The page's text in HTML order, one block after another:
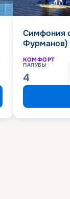
Симфония
Фурманов)
КОМФОРТ
ПАЛУБЫ
4